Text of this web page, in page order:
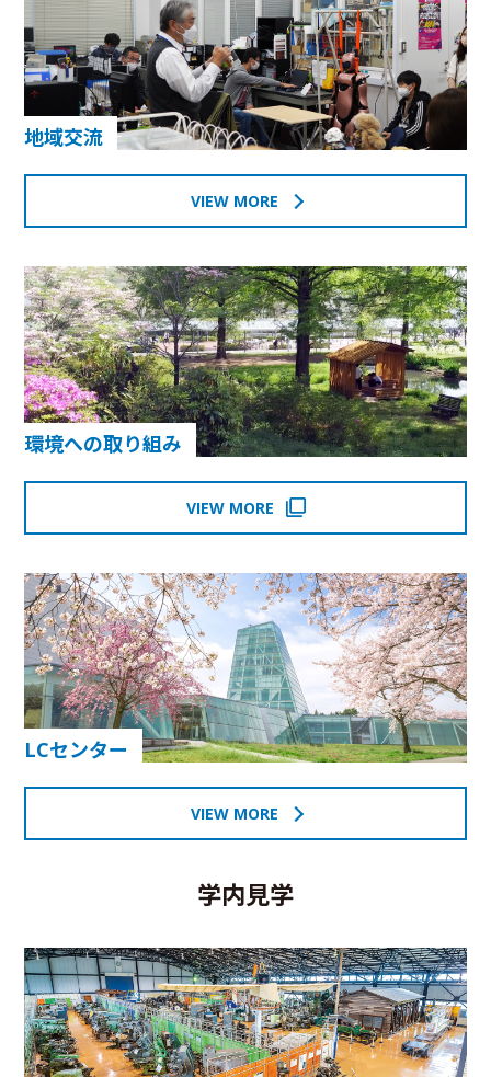
地域交流
VIEW MORE
環境への取り組み
VIEW MORE
LCセンター
VIEW MORE
学内見学